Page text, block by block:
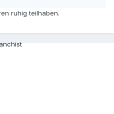
ruhig teilhaben.